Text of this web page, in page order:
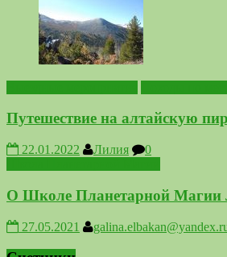
Путешествие на алтайскую
22.01.2022 Лилия
0
О Школе Планетарной Магии
27.05.2021